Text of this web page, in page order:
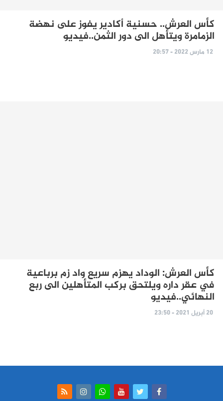
كأس العرش.. حسنية أكادير يفوز على نهضة
الزمامرة ويتأهل الى دور الثمن..فيديو
12 مارس 2022 - 20:57
كأس العرش: الوداد يهزم سريع واد زم برباعية
في عقر داره ويلتحق بركب المتأهلين الى ربع
النهائي..فيديو
20 أبريل 2021 - 23:50